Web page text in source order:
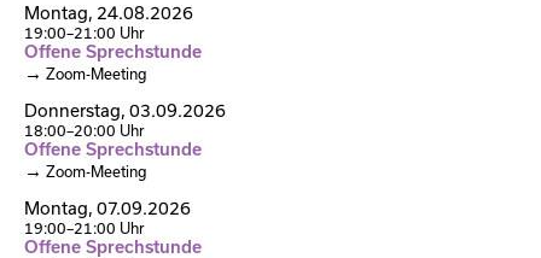
Montag, 24.08.2026
19:00–21:00 Uhr
Offene Sprechstunde
Zoom-Meeting
Donnerstag, 03.09.2026
18:00–20:00 Uhr
Offene Sprechstunde
Zoom-Meeting
Montag, 07.09.2026
19:00–21:00 Uhr
Offene Sprechstunde